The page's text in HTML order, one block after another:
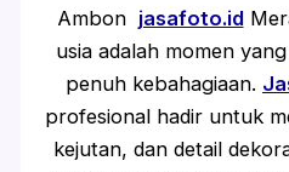
Ambon jasafoto.id
usia adalah momen
penuh kebahagiaan.
profesional hadir untuk
kejutan, dan detail